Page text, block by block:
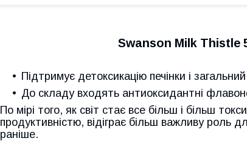
Swanson Milk Thistle
Підтримує детоксикацію печінки і
До складу входять антиоксидантні
По мірі того, як світ стає все більш і більш
продуктивністю, відіграє більш важливу роль
раніше.